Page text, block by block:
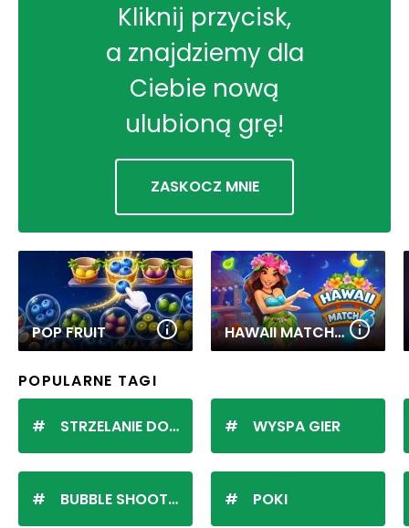
Kliknij przycisk,
a znajdziemy dla
Ciebie nową
ulubioną grę!
ZASKOCZ MNIE
POP FRUIT HAWAII MATCH 6
POPULARNE TAGI
STRZELANIE DO KULEK
BUBBLE SHOOTER
WYSPA GIER
POKI